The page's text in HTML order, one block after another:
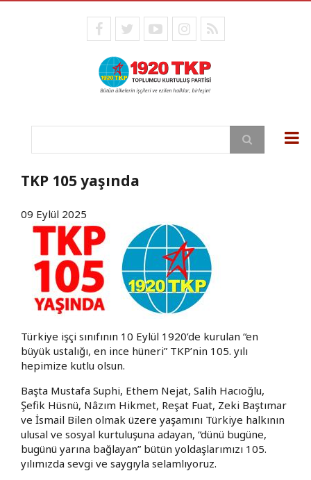
facebooktwitteryoutubeinstagram
RSS
Ara
TKP 105 yaşında
09 Eylül 2025
Türkiye işçi sınıfının 10 Eylül 1920’de kurulan “en
büyük ustalığı, en ince hüneri” TKP’nin 105. yılı
hepimize kutlu olsun.
Başta Mustafa Suphi, Ethem Nejat, Salih Hacıoğlu,
Şefik Hüsnü, Nâzım Hikmet, Reşat Fuat, Zeki Baştımar
ve İsmail Bilen olmak üzere yaşamını Türkiye halkının
ulusal ve sosyal kurtuluşuna adayan, “dünü bugüne,
bugünü yarına bağlayan” bütün yoldaşlarımızı 105.
yılımızda sevgi ve saygıyla selamlıyoruz.